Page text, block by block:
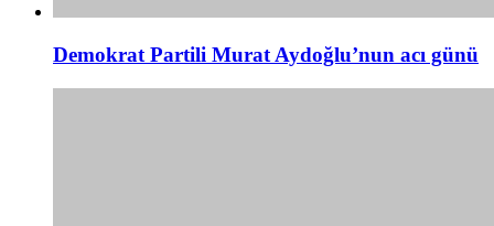
Demokrat Partili Murat Aydoğlu’nun acı günü